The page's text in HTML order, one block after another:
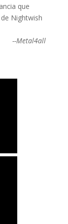
que
Nightwish
--Metal4all